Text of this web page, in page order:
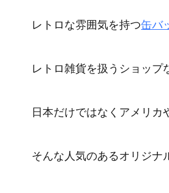
レトロな雰囲気を持つ缶バ
レトロ雑貨を扱うショップ
日本だけではなくアメリカ
そんな人気のあるオリジナ